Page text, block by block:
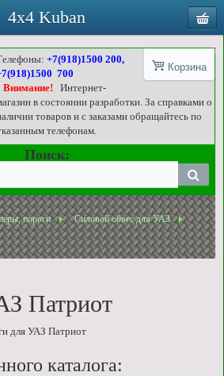
Корзина
+7(918)1500 200,
700
Внимание!
Интернет-
в состоянии разработки. За справками о
товаров и с заказами обращайтесь по
телефонам.
Поиск:
пороги
Силовой обвес для УАЗ
Патриот
для УАЗ Патриот
каталога:
4x4 Kuban